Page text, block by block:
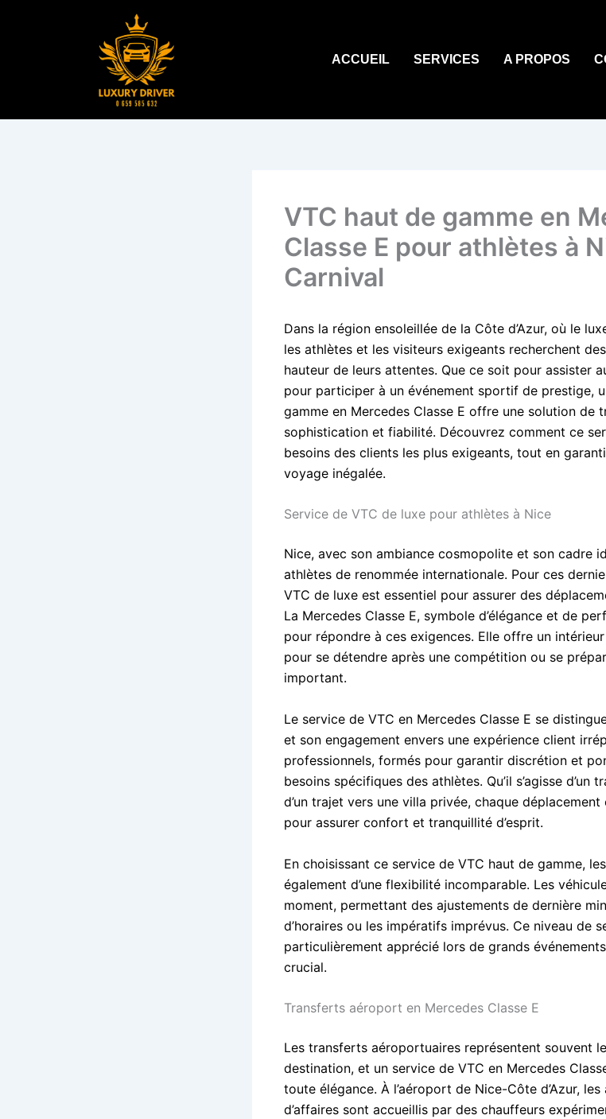
ACCUEIL SERVICES A PROPOS
VTC haut de gamme en
Classe E pour athlètes à
Carnival
Dans la région ensoleillée de la Côte d’Azur, où le
les athlètes et les visiteurs exigeants recherchent
hauteur de leurs attentes. Que ce soit pour assister
pour participer à un événement sportif de prestige,
gamme en Mercedes Classe E offre une solution
sophistication et fiabilité. Découvrez comment ce
besoins des clients les plus exigeants, tout en
voyage inégalée.
Service de VTC de luxe pour athlètes à Nice
Nice, avec son ambiance cosmopolite et son cadre
athlètes de renommée internationale. Pour ces
VTC de luxe est essentiel pour assurer des
La Mercedes Classe E, symbole d’élégance et de
pour répondre à ces exigences. Elle offre un
pour se détendre après une compétition ou se
important.
Le service de VTC en Mercedes Classe E se
et son engagement envers une expérience client
professionnels, formés pour garantir discrétion et
besoins spécifiques des athlètes. Qu’il s’agisse d’un
d’un trajet vers une villa privée, chaque
pour assurer confort et tranquillité d’esprit.
En choisissant ce service de VTC haut de gamme,
également d’une flexibilité incomparable. Les
moment, permettant des ajustements de dernière
d’horaires ou les impératifs imprévus. Ce niveau de
particulièrement apprécié lors de grands
crucial.
Transferts aéroport en Mercedes Classe E
Les transferts aéroportuaires représentent souvent
destination, et un service de VTC en Mercedes
toute élégance. À l’aéroport de Nice-Côte d’Azur,
d’affaires sont accueillis par des chauffeurs